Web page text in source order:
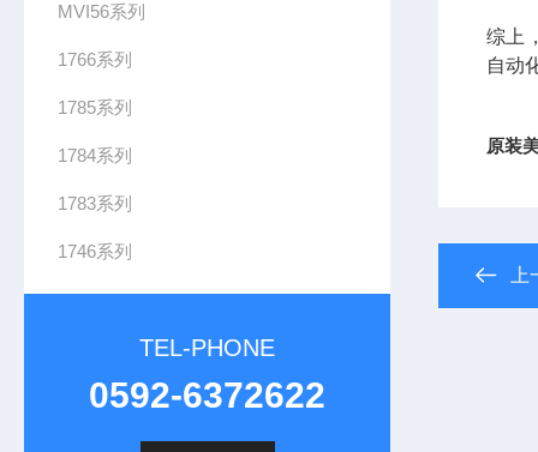
MVI56系列
1766系列
1785系列
1784系列
1783系列
1746系列
TEL-PHONE
0592-6372622
综上
自动
原装